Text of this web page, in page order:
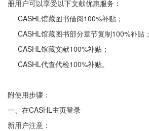
册用户可以享受以下文献优惠服务：
CASHL馆藏图书借阅100%补贴；
CASHL馆藏图书部分章节复制100%补贴；
CASHL馆藏文献100%补贴；
CASHL代查代检100%补贴。
附使用步骤：
一、在CASHL主页登录
新用户注意：